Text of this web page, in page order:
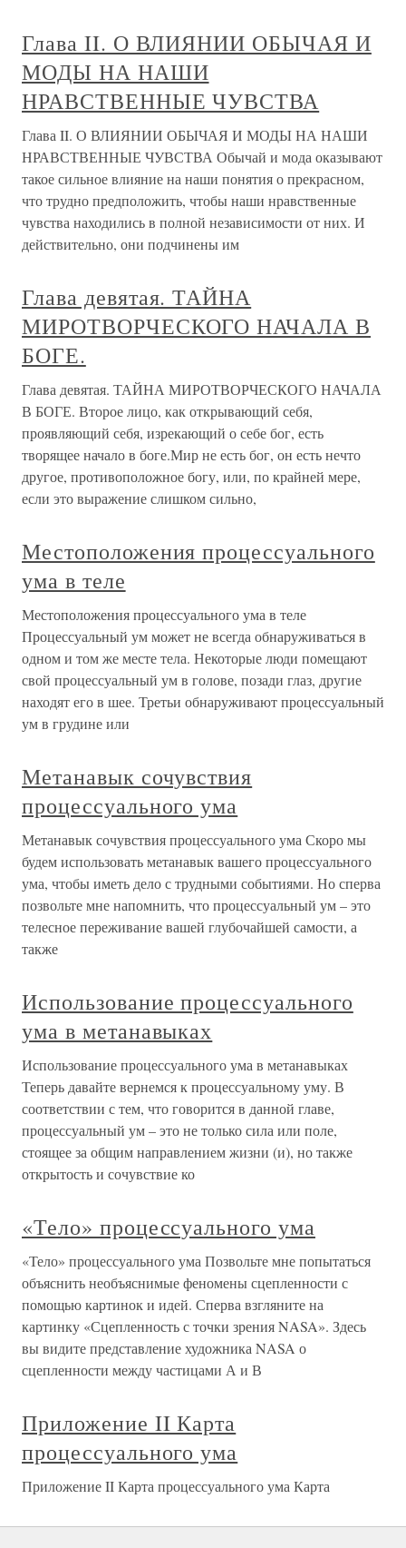
Глава II. О ВЛИЯНИИ ОБЫЧАЯ И
МОДЫ НА НАШИ
НРАВСТВЕННЫЕ ЧУВСТВА
Глава II. О ВЛИЯНИИ ОБЫЧАЯ И МОДЫ НА НАШИ
НРАВСТВЕННЫЕ ЧУВСТВА Обычай и мода оказывают
такое сильное влияние на наши понятия о прекрасном,
что трудно предположить, чтобы наши нравственные
чувства находились в полной независимости от них. И
действительно, они подчинены им
Глава девятая. ТАЙНА
МИРОТВОРЧЕСКОГО НАЧАЛА В
БОГЕ.
Глава девятая. ТАЙНА МИРОТВОРЧЕСКОГО НАЧАЛА
В БОГЕ. Второе лицо, как открывающий себя,
проявляющий себя, изрекающий о себе бог, есть
творящее начало в боге.Мир не есть бог, он есть нечто
другое, противоположное богу, или, по крайней мере,
если это выражение слишком сильно,
Местоположения процессуального
ума в теле
Местоположения процессуального ума в теле
Процессуальный ум может не всегда обнаруживаться в
одном и том же месте тела. Некоторые люди помещают
свой процессуальный ум в голове, позади глаз, другие
находят его в шее. Третьи обнаруживают процессуальный
ум в грудине или
Метанавык сочувствия
процессуального ума
Метанавык сочувствия процессуального ума Скоро мы
будем использовать метанавык вашего процессуального
ума, чтобы иметь дело с трудными событиями. Но сперва
позвольте мне напомнить, что процессуальный ум – это
телесное переживание вашей глубочайшей самости, а
также
Использование процессуального
ума в метанавыках
Использование процессуального ума в метанавыках
Теперь давайте вернемся к процессуальному уму. В
соответствии с тем, что говорится в данной главе,
процессуальный ум – это не только сила или поле,
стоящее за общим направлением жизни (и), но также
открытость и сочувствие ко
«Тело» процессуального ума
«Тело» процессуального ума Позвольте мне попытаться
объяснить необъяснимые феномены сцепленности с
помощью картинок и идей. Сперва взгляните на
картинку «Сцепленность с точки зрения NASA». Здесь
вы видите представление художника NASA о
сцепленности между частицами А и В
Приложение II Карта
процессуального ума
Приложение II Карта процессуального ума Карта